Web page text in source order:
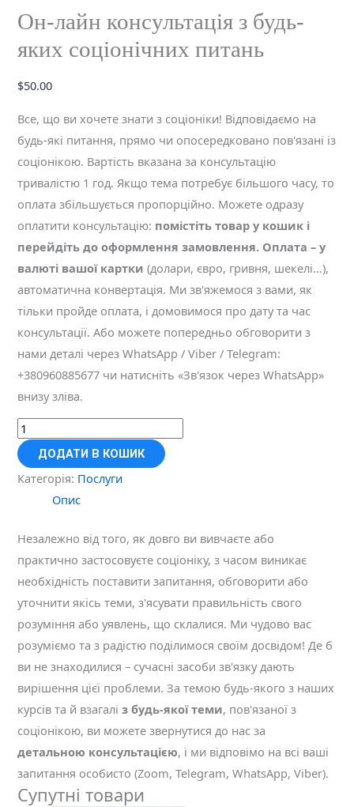
Он-лайн консультація з будь-
яких соціонічних питань
$50.00
Все, що ви хочете знати з соціоніки! Відповідаємо на
будь-які питання, прямо чи опосередковано пов'язані із
соціонікою. Вартість вказана за консультацію
тривалістю 1 год. Якщо тема потребує більшого часу, то
оплата збільшується пропорційно. Можете одразу
оплатити консультацію: помістіть товар у кошик і
перейдіть до оформлення замовлення. Оплата – у
валюті вашої картки (долари, євро, гривня, шекелі…),
автоматична конвертація. Ми зв'яжемося з вами, як
тільки пройде оплата, і домовимося про дату та час
консультації. Або можете попередньо обговорити з
нами деталі через WhatsApp / Viber / Telegram:
+380960885677 чи натисніть «Зв'язок через WhatsApp»
внизу зліва.
Он-
лайн
консультація
яких
соціонічних
питань
кількість
ДОДАТИ В КОШИК
Категорія: Послуги
Опис
Незалежно від того, як довго ви вивчаєте або
практично застосовуєте соціоніку, з часом виникає
необхідність поставити запитання, обговорити або
уточнити якісь теми, з'ясувати правильність свого
розуміння або уявлень, що склалися. Ми чудово вас
розуміємо та з радістю поділимося своїм досвідом! Де б
ви не знаходилися – сучасні засоби зв'язку дають
вирішення цієї проблеми. За темою будь-якого з наших
курсів та й взагаліз будь-якої теми, пов'язаної з
соціонікою, ви можете звернутися до нас за
детальною консультацією, і ми відповімо на всі ваші
запитання особисто (Zoom, Telegram, WhatsApp, Viber).
Супутні товари